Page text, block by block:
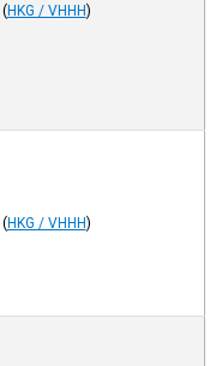
(HKG / VHHH)
(HKG / VHHH)